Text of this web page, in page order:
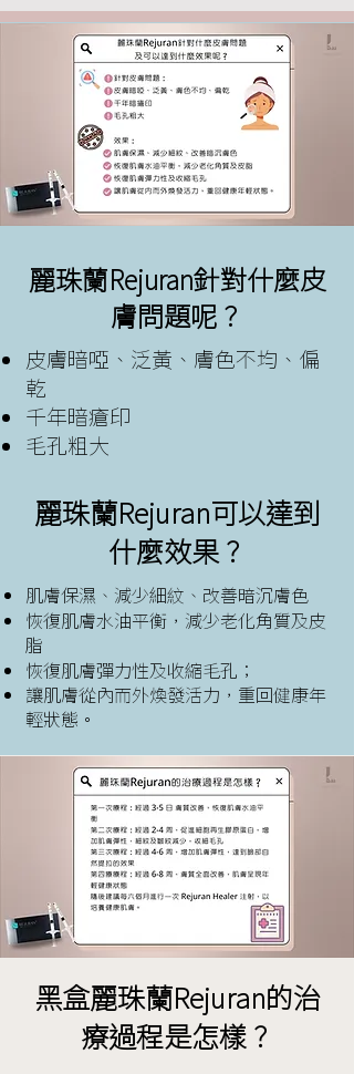
麗珠蘭Rejuran針對什麼皮
膚問題呢？
皮膚暗啞、泛黃、膚色不均、偏
乾
千年暗瘡印
毛孔粗大
麗珠蘭Rejuran可以達到
什麼效果？
肌膚保濕、減少細紋、改善暗沉膚色
恢復肌膚水油平衡，減少老化角質及皮
脂
恢復肌膚彈力性及收縮毛孔；
讓肌膚從內而外煥發活力，重回健康年
輕狀態。
黑盒麗珠蘭Rejuran的治
療過程是怎樣？